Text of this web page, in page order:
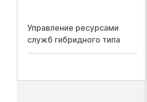
Управление ресурсами
служб гибридного типа